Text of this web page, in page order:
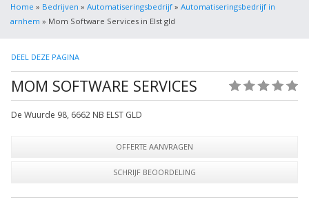
Home » Bedrijven » Automatiseringsbedrijf » Automatiseringsbedrijf in
arnhem » Mom Software Services in Elst gld
DEEL DEZE PAGINA
MOM SOFTWARE SERVICES
De Wuurde 98, 6662 NB ELST GLD
OFFERTE AANVRAGEN
SCHRIJF BEOORDELING